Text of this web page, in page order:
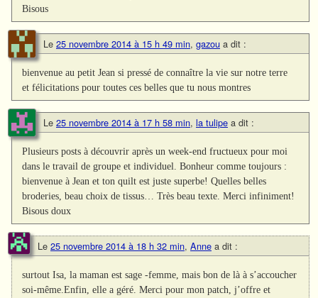
Bisous
Le 25 novembre 2014 à 15 h 49 min, gazou a dit :
bienvenue au petit Jean si pressé de connaître la vie sur notre terre
et félicitations pour toutes ces belles que tu nous montres
Le 25 novembre 2014 à 17 h 58 min, la tulipe a dit :
Plusieurs posts à découvrir après un week-end fructueux pour moi
dans le travail de groupe et individuel. Bonheur comme toujours :
bienvenue à Jean et ton quilt est juste superbe! Quelles belles
broderies, beau choix de tissus… Très beau texte. Merci infiniment!
Bisous doux
Le 25 novembre 2014 à 18 h 32 min, Anne a dit :
surtout Isa, la maman est sage -femme, mais bon de là à s’accoucher
soi-même.Enfin, elle a géré. Merci pour mon patch, j’offre et